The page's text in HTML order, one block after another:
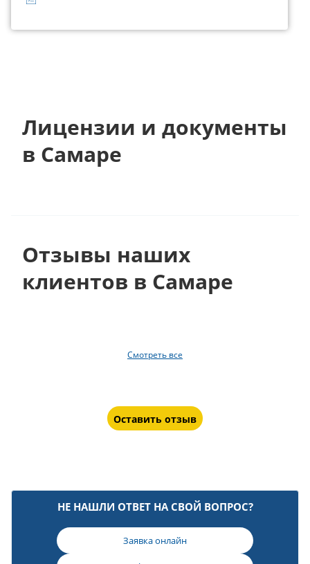
Лицензии и документы
в Самаре
Отзывы наших
клиентов в Самаре
Смотреть все
Оставить отзыв
НЕ НАШЛИ ОТВЕТ НА СВОЙ ВОПРОС?
Заявка онлайн